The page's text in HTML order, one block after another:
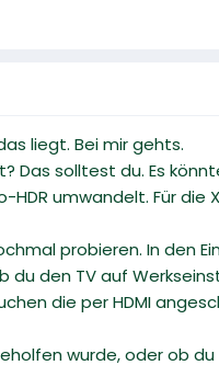
liegt. Bei mir gehts.
Das solltest du. Es
HDR umwandelt. Für
probieren. In den
den TV auf
die per HDMI
wurde, oder ob du